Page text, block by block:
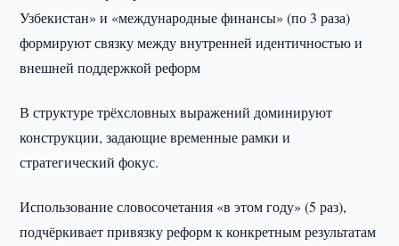
Узбекистан» и «международные финансы» (по 3 раза)
формируют связку между внутренней идентичностью и
внешней поддержкой реформ
В структуре трёхсловных выражений доминируют
конструкции, задающие временные рамки и
стратегический фокус.
Использование словосочетания «в этом году» (5 раз),
подчёркивает привязку реформ к конкретным результатам